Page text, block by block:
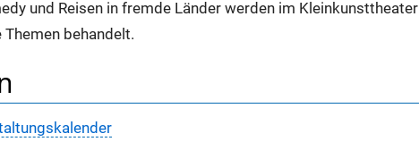
und Reisen in fremde Länder werden im Kleinkunsttheater
behandelt.